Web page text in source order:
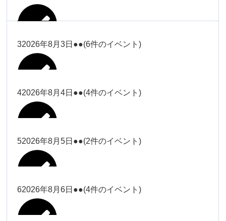
松本（9時
Close
松本（9時ー18時）
2026年7月27日
関谷（17-
Close
関谷（17-19時）
塩川
2026年7月28日
大西（9時
ー18時）
大西（9時ー18時）
Close Close
塩川
2026年7月29日
塩川（9時
ー18時）
Close Close
塩川（9時ー18時）
2026年7月30日
Close
武井
松本（9時
ー18時）
Close Close
松本（9時ー18時）
2026年7月31日
塩川（9時
Close Close
塩川（9時ー18時）
2026年8月1日
大西
Close Close
2026年8月1日
大西
大西
Close Close
小林
32026年8月3日 ●●(6件のイベント)
大西
大西
42026年8月4日 ●●(4件のイベント)
冨田（17
時）
Close Close
52026年8月5日 ●●(2件のイベント)
冨田
62026年8月6日 ●●(4件のイベント)